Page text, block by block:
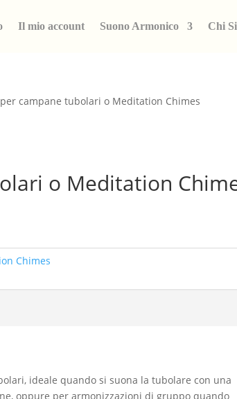
Il mio account Suono Armonico Chi
campane tubolari o Meditation Chimes
o Meditation
Chimes
ideale quando si suona la tubolare con una
oppure per armonizzazioni di gruppo quando